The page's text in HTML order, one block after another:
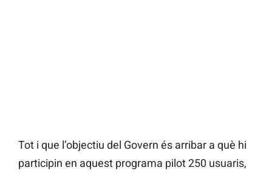
Tot i que l’objectiu del Govern és arribar a què hi
participin en aquest programa pilot 250 usuaris,